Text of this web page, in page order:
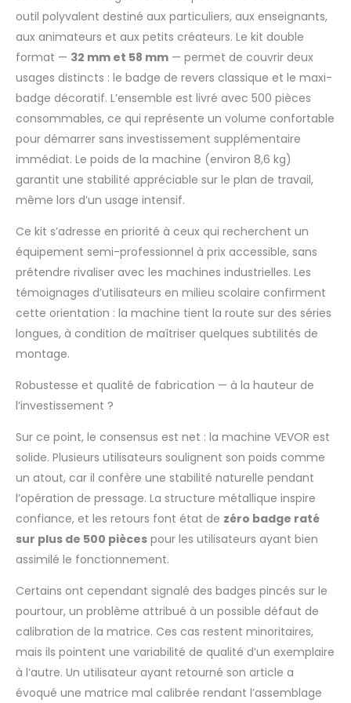
Complet, Prêt à
l'Emploi : 1 x machine
à épingler, 1 x moule
pour badges de 32
mm, 1 x moule pour
badges de 58 mm, 2
x coupe-papiers
circulaires, 300 pièces
d'accessoires pour
badges de 32 mm et
200 pièces
d'accessoires pour
x clés hexagonales, 2
x rondelles, 1 x manuel.
De plus, vous recevrez
un "Livre Magique de
M. Panda" unique
avec de nombreux
motifs de pandas.
Qualité : La machine à
d'aluminium de haute
qualité, la surface est
recouverte d'un
nouveau matériau
ABS. Elle est robuste
et résistante aux
cassures. La plaque
inférieure solide et le
rail métallique
une longue durée de
vie. Facile à Utiliser : Le
manuel d'utilisation
instructions détaillées
expliquant comment
installer les moules et
outil polyvalent destiné aux particuliers, aux enseignants,
aux animateurs et aux petits créateurs. Le kit double
format — 32 mm et 58 mm — permet de couvrir deux
usages distincts : le badge de revers classique et le maxi-
badge décoratif. L’ensemble est livré avec 500 pièces
consommables, ce qui représente un volume confortable
pour démarrer sans investissement supplémentaire
immédiat. Le poids de la machine (environ 8,6 kg)
garantit une stabilité appréciable sur le plan de travail,
même lors d’un usage intensif.
Ce kit s’adresse en priorité à ceux qui recherchent un
équipement semi-professionnel à prix accessible, sans
prétendre rivaliser avec les machines industrielles. Les
témoignages d’utilisateurs en milieu scolaire confirment
cette orientation : la machine tient la route sur des séries
longues, à condition de maîtriser quelques subtilités de
montage.
Robustesse et qualité de fabrication — à la hauteur de
l’investissement ?
Sur ce point, le consensus est net : la machine VEVOR est
solide. Plusieurs utilisateurs soulignent son poids comme
un atout, car il confère une stabilité naturelle pendant
l’opération de pressage. La structure métallique inspire
confiance, et les retours font état de zéro badge raté
sur plus de 500 pièces pour les utilisateurs ayant bien
assimilé le fonctionnement.
Certains ont cependant signalé des badges pincés sur le
pourtour, un problème attribué à un possible défaut de
calibration de la matrice. Ces cas restent minoritaires,
mais ils pointent une variabilité de qualité d’un exemplaire
à l’autre. Un utilisateur ayant retourné son article a
évoqué une matrice mal calibrée rendant l’assemblage